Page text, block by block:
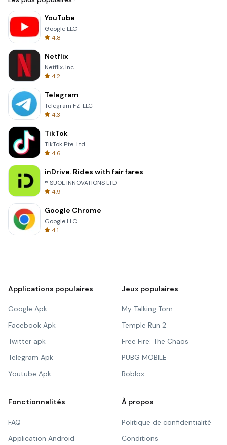
YouTube
Google LLC
4.8
Netflix
Netflix, Inc.
4.2
Telegram
Telegram FZ-LLC
4.3
TikTok
TikTok Pte. Ltd.
4.6
inDrive. Rides with fair fares
® SUOL INNOVATIONS LTD
4.9
Google Chrome
Google LLC
4.1
Applications populaires
Google Apk
Facebook Apk
Twitter apk
Telegram Apk
Youtube Apk
Jeux populaires
My Talking Tom
Temple Run 2
Free Fire: The Chaos
PUBG MOBILE
Roblox
Fonctionnalités
FAQ
Application Android
À propos
Politique de confidentialité
Conditions